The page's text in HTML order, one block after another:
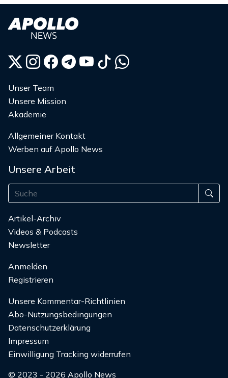
Unser Team
Unsere Mission
Akademie
Allgemeiner Kontakt
Werben auf Apollo News
Unsere Arbeit
Artikel-Archiv
Videos & Podcasts
Newsletter
Anmelden
Registrieren
Unsere Kommentar-Richtlinien
Abo-Nutzungsbedingungen
Datenschutzerklärung
Impressum
Einwilligung Tracking widerrufen
© 2023 - 2026 Apollo News